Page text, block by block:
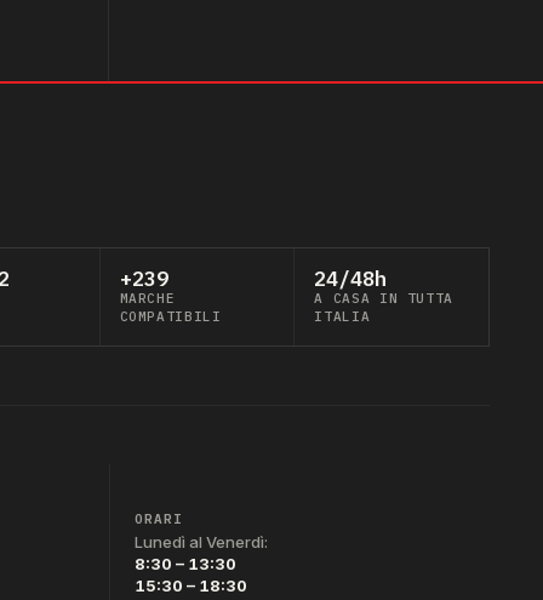
+239
MARCHE
COMPATIBILI
24/48h
A CASA IN TUTTA
ITALIA
ORARI
Lunedì al Venerdì:
8:30 – 13:30
15:30 – 18:30